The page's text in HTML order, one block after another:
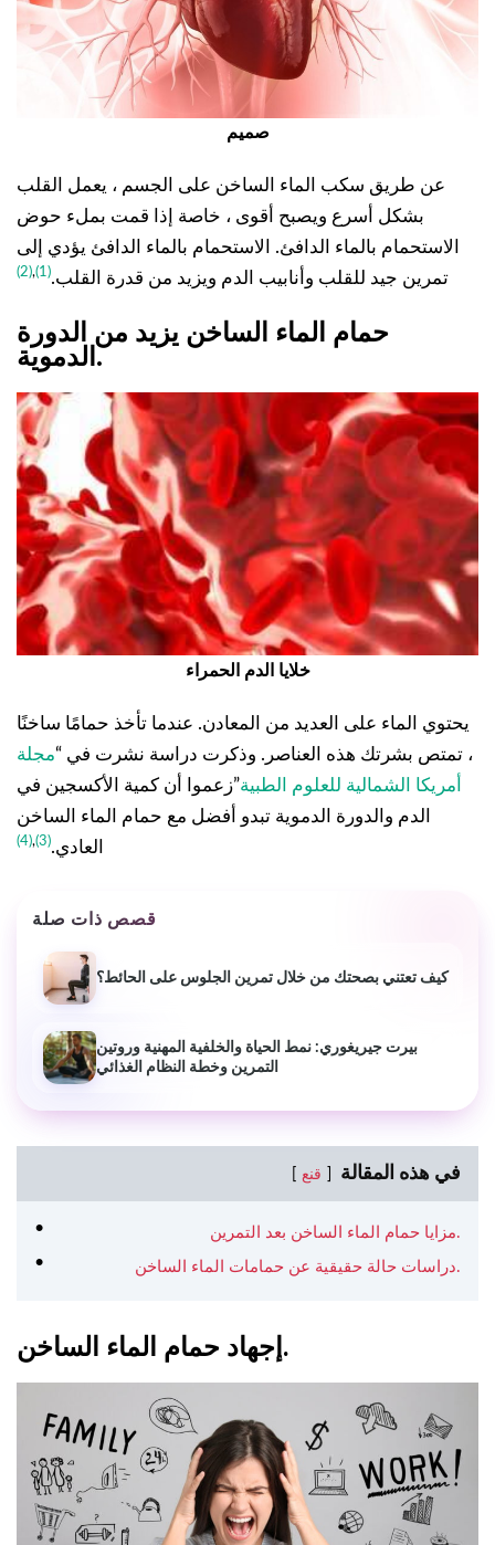
صميم
عن طريق سكب الماء الساخن على الجسم ، يعمل القلب
بشكل أسرع ويصبح أقوى ، خاصة إذا قمت بملء حوض
الاستحمام بالماء الدافئ. الاستحمام بالماء الدافئ يؤدي إلى
تمرين جيد للقلب وأنابيب الدم ويزيد من قدرة القلب.(1)
,
(2)
حمام الماء الساخن يزيد من الدورة
الدموية .
خلايا الدم الحمراء
يحتوي الماء على العديد من المعادن. عندما تأخذ حمامًا ساخنًا
، تمتص بشرتك هذه العناصر. وذكرت دراسة نشرت في “مجلة
أمريكا الشمالية للعلوم الطبية”زعموا أن كمية الأكسجين في
الدم والدورة الدموية تبدو أفضل مع حمام الماء الساخن
العادي.(3)
,
(4)
قصص ذات صلة
كيف تعتني بصحتك من خلال تمرين الجلوس على الحائط؟
بيرت جيريغوري: نمط الحياة والخلفية المهنية وروتين
التمرين وخطة النظام الغذائي
في هذه المقالة قنع
مزايا حمام الماء الساخن بعد التمرين.
دراسات حالة حقيقية عن حمامات الماء الساخن.
إجهاد حمام الماء الساخن.